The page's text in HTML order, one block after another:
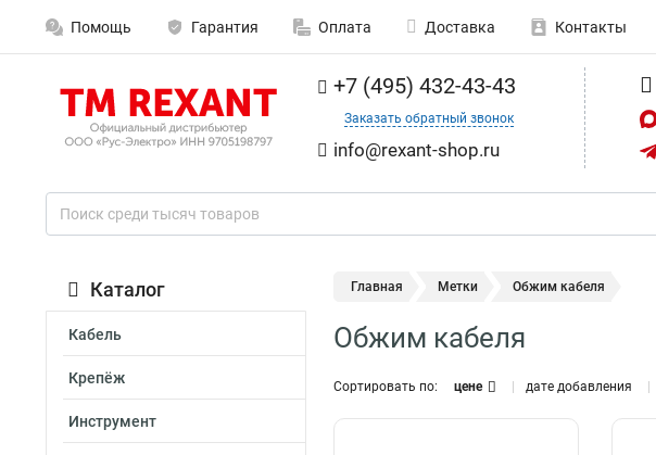
Помощь Гарантия Оплата Доставка Контакты
+7 (495) 432-43-43
Заказать обратный звонок
info@rexant-shop.ru
Каталог
Кабель
Крепёж
Инструмент
Главная Метки Обжим кабеля
Обжим кабеля
Сортировать по: цене дате добавления